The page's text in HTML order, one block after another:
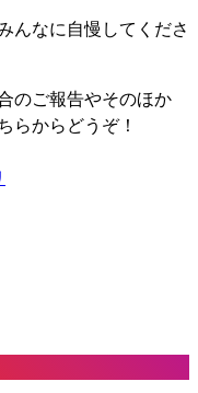
んなに自慢してくださ
のご報告やそのほか
らからどうぞ！